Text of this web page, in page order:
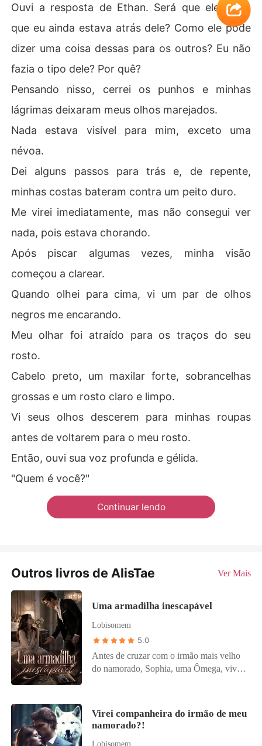
Ouvi a resposta de Ethan. Será que ele sabia
que eu ainda estava atrás dele? Como ele pôde
dizer uma coisa dessas para os outros? Eu não
fazia o tipo dele? Por quê?
Pensando nisso, cerrei os punhos e minhas
lágrimas deixaram meus olhos marejados.
Nada estava visível para mim, exceto uma
névoa.
Dei alguns passos para trás e, de repente,
minhas costas bateram contra um peito duro.
Me virei imediatamente, mas não consegui ver
nada, pois estava chorando.
Após piscar algumas vezes, minha visão
começou a clarear.
Quando olhei para cima, vi um par de olhos
negros me encarando.
Meu olhar foi atraído para os traços do seu
rosto.
Cabelo preto, um maxilar forte, sobrancelhas
grossas e um rosto claro e limpo.
Vi seus olhos descerem para minhas roupas
antes de voltarem para o meu rosto.
Então, ouvi sua voz profunda e gélida.
"Quem é você?"
Continuar lendo
Outros livros de AlisTae Ver Mais
Uma armadilha inescapável
Lobisomem
5.0
Antes de cruzar com o irmão mais velho
do namorado, Sophia, uma Ômega, vivia
companheira, ele perderia seu cargo.
Virei companheira do irmão de meu
namorado?!
Lobisomem